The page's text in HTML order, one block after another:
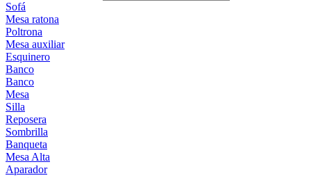
Sofá
Mesa ratona
Poltrona
Mesa auxiliar
Esquinero
Banco
Banco
Mesa
Silla
Reposera
Sombrilla
Banqueta
Mesa Alta
Aparador